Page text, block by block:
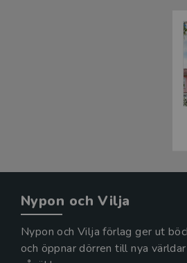
Nypon och Vilja
Nypon och Vilja förlag ger ut
och öppnar dörren till nya